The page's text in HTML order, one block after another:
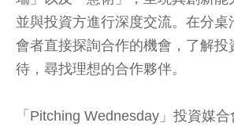
並與投資方進行深度交流。在分桌
會者直接探詢合作的機會，了解投
待，尋找理想的合作夥伴。
「Pitching Wednesday」投資媒